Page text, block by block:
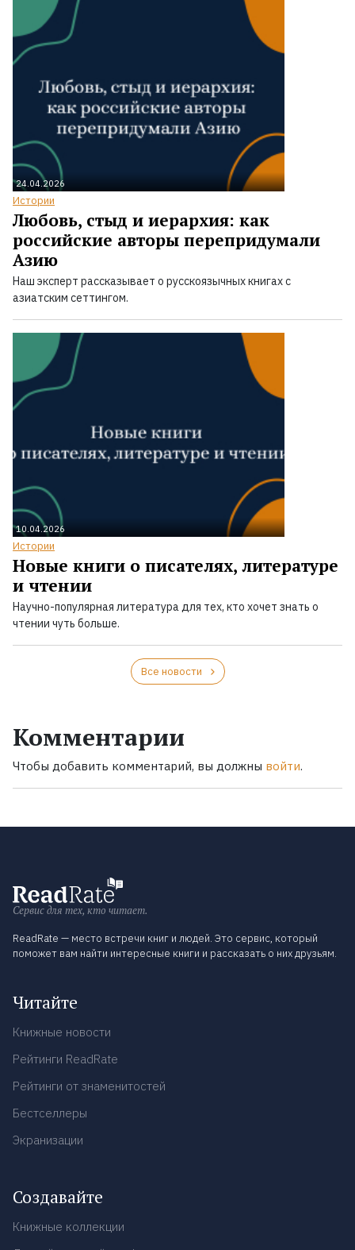
24.04.2026
Истории
Любовь, стыд и иерархия: как
российские авторы перепридумали
Азию
Наш эксперт рассказывает о русскоязычных книгах с
азиатским сеттингом.
10.04.2026
Истории
Новые книги о писателях, литературе
и чтении
Научно-популярная литература для тех, кто хочет знать о
чтении чуть больше.
Все новости
Комментарии
Чтобы добавить комментарий, вы должны войти.
Сервис для тех, кто читает.
ReadRate — место встречи книг и людей. Это сервис, который
поможет вам найти интересные книги и рассказать о них друзьям.
Читайте
Книжные новости
Рейтинги ReadRate
Рейтинги от знаменитостей
Бестселлеры
Экранизации
Создавайте
Книжные коллекции